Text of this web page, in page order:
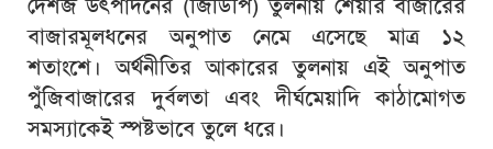
বাজারমূলধনের অনুপাত নেমে এসেছে মাত্র ১২
শতাংশে। অর্থনীতির আকারের তুলনায় এই অনুপাত
পুঁজিবাজারের দুর্বলতা এবং দীর্ঘমেয়াদি কাঠামোগত
সমস্যাকেই স্পষ্টভাবে তুলে ধরে।